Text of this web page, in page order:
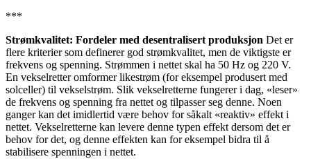
***
Strømkvalitet: Fordeler med desentralisert produksjon Det er
flere kriterier som definerer god strømkvalitet, men de viktigste er
frekvens og spenning. Strømmen i nettet skal ha 50 Hz og 220 V.
En vekselretter omformer likestrøm (for eksempel produsert med
solceller) til vekselstrøm. Slik vekselretterne fungerer i dag, «leser»
de frekvens og spenning fra nettet og tilpasser seg denne. Noen
ganger kan det imidlertid være behov for såkalt «reaktiv» effekt i
nettet. Vekselretterne kan levere denne typen effekt dersom det er
behov for det, og denne effekten kan for eksempel bidra til å
stabilisere spenningen i nettet.